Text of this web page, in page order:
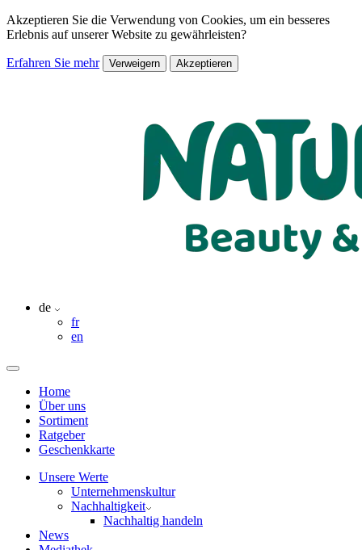
Akzeptieren Sie die Verwendung von Cookies, um ein besseres
Erlebnis auf unserer Website zu gewährleisten?
Erfahren Sie mehr Verweigern Akzeptieren
de
fr
en
Home
Über uns
Sortiment
Ratgeber
Geschenkkarte
Unsere Werte
Unternehmenskultur
Nachhaltigkeit
Nachhaltig handeln
News